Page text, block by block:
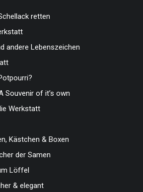
retten
andere Lebenszeichen
Souvenir of it’s own
Werkstatt
Kästchen & Boxen
der Samen
Löffel
& elegant